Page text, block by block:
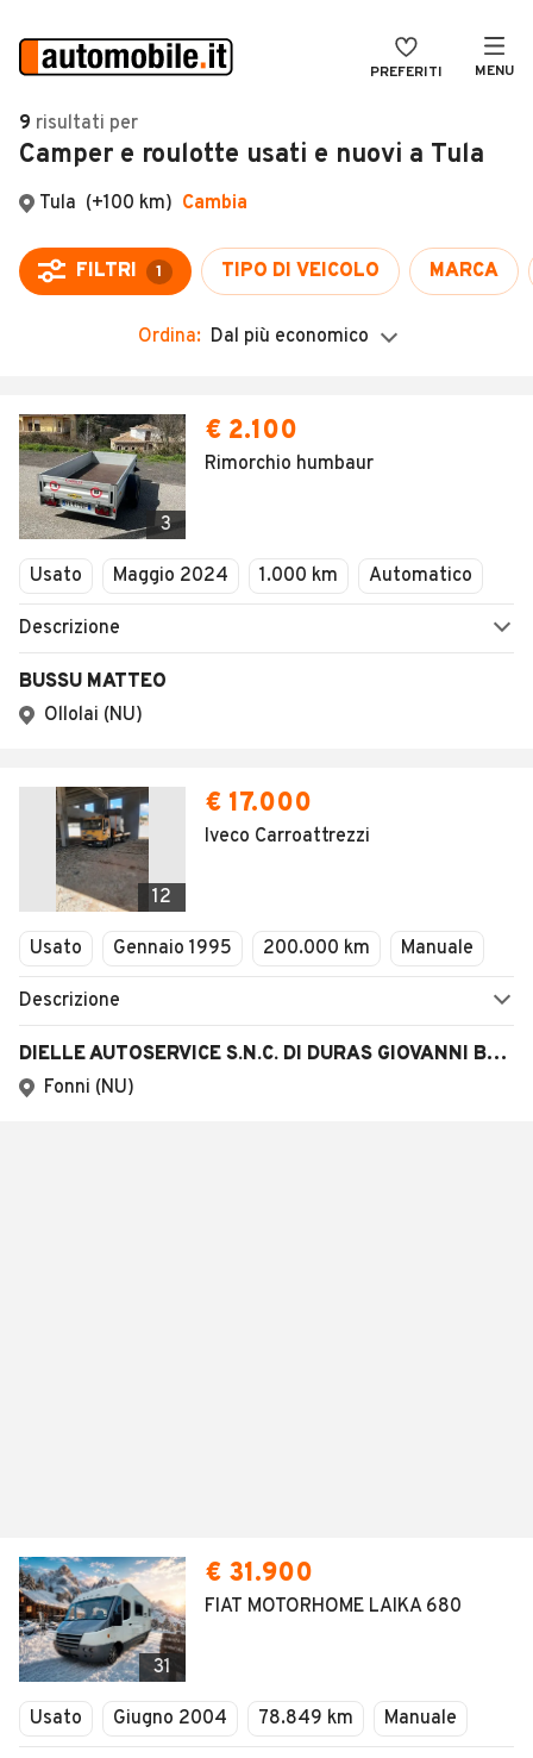
PREFERITI MENU
Auto
Auto usate
Auto Km 0
Auto Nuove
Noleggio a lungo termine
Moto
Camper
Veicoli Commerciali
Concessionari
VENDI
MAGAZINE
ACCEDI
9 risultati per
Camper e roulotte usati e nuovi a Tula
Tula (+100 km) Cambia
FILTRI 1 TIPO DI VEICOLO MARCA
Ordina: Dal più economico
3
€ 2.100
Rimorchio humbaur
Usato Maggio 2024 1.000 km Automatico
Descrizione
BUSSU MATTEO
Ollolai (NU)
12
€ 17.000
Iveco Carroattrezzi
Usato Gennaio 1995 200.000 km Manuale
Descrizione
DIELLE AUTOSERVICE S.N.C. DI DURAS GIOVANNI BATTISTA & LODDO IGNAZIO
Fonni (NU)
31
€ 31.900
FIAT MOTORHOME LAIKA 680
Usato Giugno 2004 78.849 km Manuale